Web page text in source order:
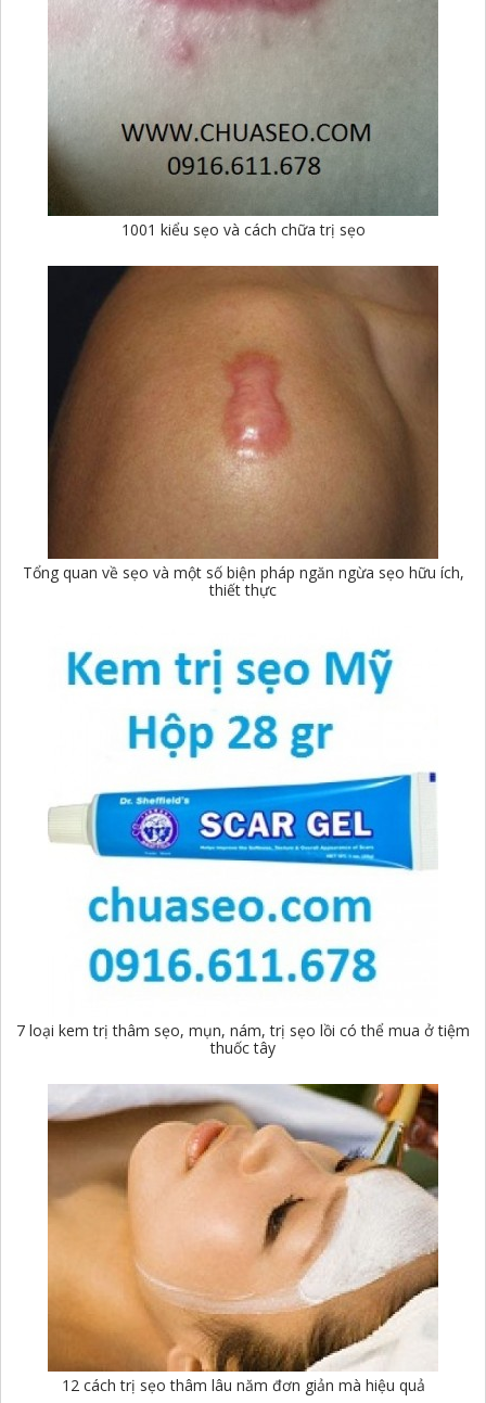
1001 kiểu sẹo và cách chữa trị sẹo
Tổng quan về sẹo và một số biện pháp ngăn ngừa sẹo hữu ích,
thiết thực
7 loại kem trị thâm sẹo, mụn, nám, trị sẹo lồi có thể mua ở tiệm
thuốc tây
12 cách trị sẹo thâm lâu năm đơn giản mà hiệu quả